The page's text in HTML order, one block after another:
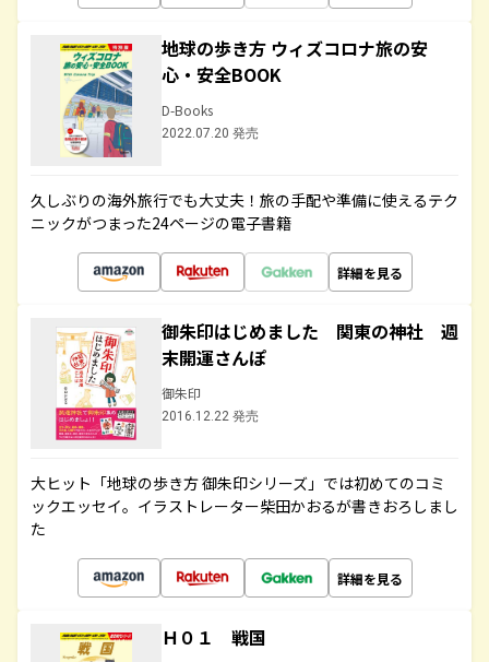
地球の歩き方 ウィズコロナ旅の安
心・安全BOOK
D-Books
2022.07.20 発売
久しぶりの海外旅行でも大丈夫！旅の手配や準備に使えるテク
ニックがつまった24ページの電子書籍
詳細を見る
御朱印はじめました 関東の神社 週
末開運さんぽ
御朱印
2016.12.22 発売
大ヒット「地球の歩き方 御朱印シリーズ」では初めてのコミ
ックエッセイ。イラストレーター柴田かおるが書きおろしまし
た
詳細を見る
Ｈ０１ 戦国